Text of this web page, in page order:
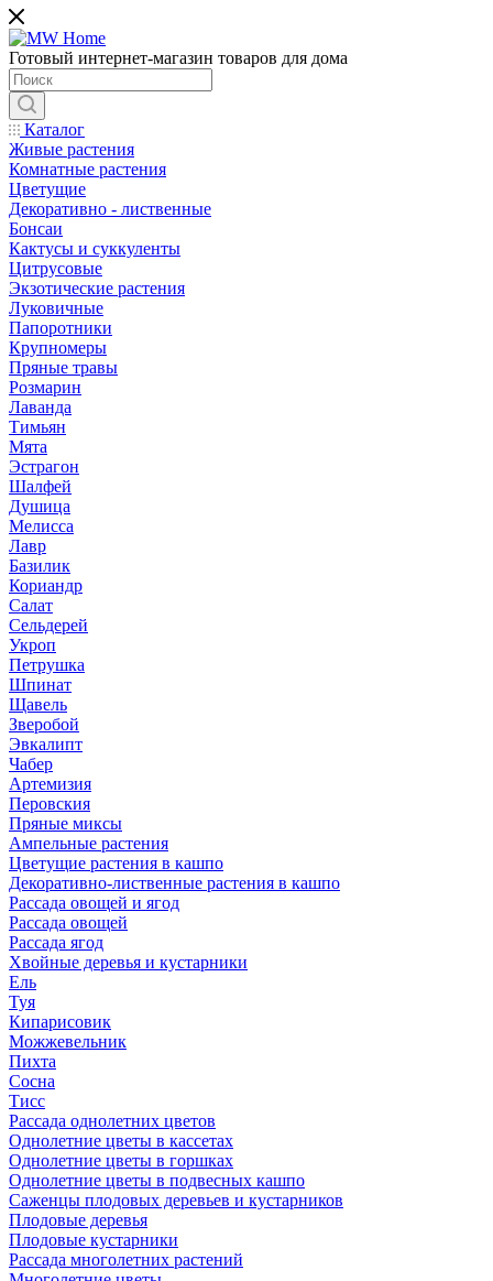
Готовый интернет-магазин товаров для дома
Каталог
Живые растения
Комнатные растения
Цветущие
Декоративно - лиственные
Бонсаи
Кактусы и суккуленты
Цитрусовые
Экзотические растения
Луковичные
Папоротники
Крупномеры
Пряные травы
Розмарин
Лаванда
Тимьян
Мята
Эстрагон
Шалфей
Душица
Мелисса
Лавр
Базилик
Кориандр
Салат
Сельдерей
Укроп
Петрушка
Шпинат
Щавель
Зверобой
Эвкалипт
Чабер
Артемизия
Перовския
Пряные миксы
Ампельные растения
Цветущие растения в кашпо
Декоративно-лиственные растения в кашпо
Рассада овощей и ягод
Рассада овощей
Рассада ягод
Хвойные деревья и кустарники
Ель
Туя
Кипарисовик
Можжевельник
Пихта
Сосна
Тисc
Рассада однолетних цветов
Однолетние цветы в кассетах
Однолетние цветы в горшках
Однолетние цветы в подвесных кашпо
Саженцы плодовых деревьев и кустарников
Плодовые деревья
Плодовые кустарники
Рассада многолетних растений